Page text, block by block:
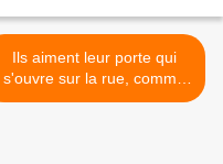
Ils aiment leur porte qui
s'ouvre sur la rue, comme
leurs frères invisibles au